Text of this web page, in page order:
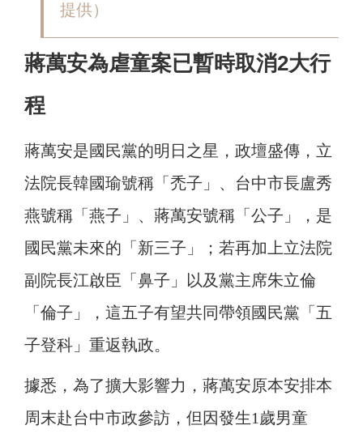
提供）
蔣萬安為虐童案已暫時取消2大行
程
蔣萬安是國民黨的明日之星，政壇盛傳，立
法院長韓國瑜號稱「禿子」、台中市長盧秀
燕號稱「燕子」、蔣萬安號稱「公子」，是
國民黨未來的「新三子」；若再加上立法院
副院長江啟臣「鼻子」以及黨主席朱立倫
「倫子」，這五子有望共同帶領國民黨「五
子登科」重返執政。
據悉，為了擴大影響力，蔣萬安原本安排本
周末赴台中市政參訪，但因發生1歲男童